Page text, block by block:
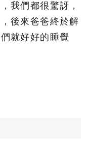
我們都很驚訝，
後來爸爸終於解
就好好的睡覺